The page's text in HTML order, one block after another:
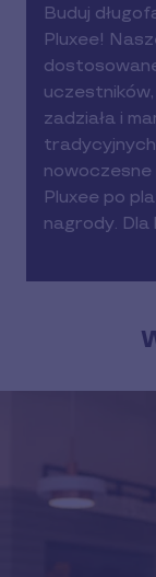
Buduj
Pluxee!
zadziała i
tradycyjnych
nowoczesne
Pluxee po
nagrody.